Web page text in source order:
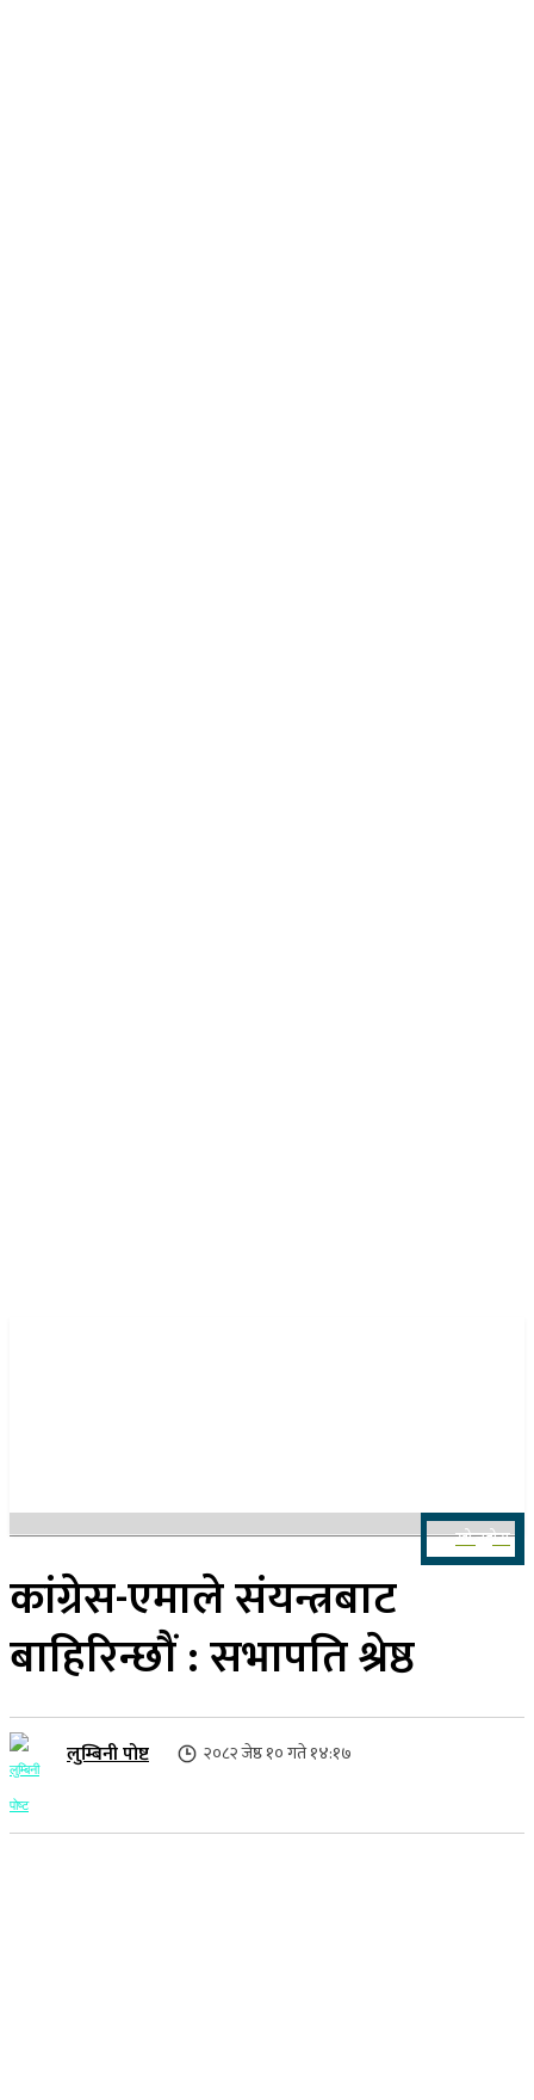
खोज्नुहोस
कांग्रेस-एमाले संयन्त्रबाट
बाहिरिन्छौं : सभापति श्रेष्ठ
लुम्बिनी पोष्ट २०८२ जेष्ठ १० गते १४:१७